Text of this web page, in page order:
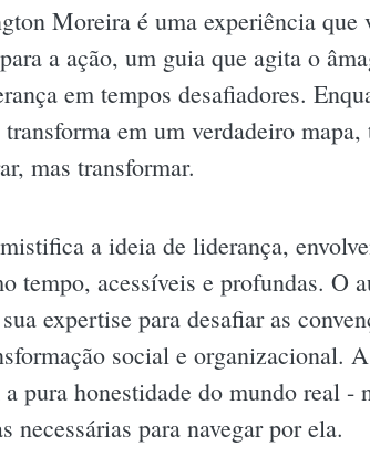
Moreira é uma experiência que
a ação, um guia que agita o
em tempos desafiadores.
em um verdadeiro
mas transformar.
a ideia de liderança,
tempo, acessíveis e profundas. O
expertise para desafiar as
social e organizacional.
pura honestidade do mundo real -
necessárias para navegar por ela.